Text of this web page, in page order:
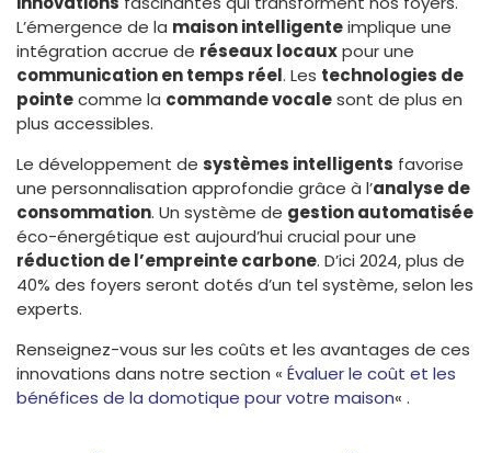
L’émergence de la maison intelligenteimplique une
intégration accrue de réseaux locauxpour une
communication en temps réel. Les technologies de
pointecomme la commande vocalesont de plus en
plus accessibles.
Le développement de systèmes intelligents favorise
une personnalisation approfondie grâce à l’analyse de
consommation. Un système de gestion automatisée
éco-énergétique est aujourd’hui crucial pour une
réduction de l’empreinte carbone. D’ici 2024, plus de
40% des foyers seront dotés d’un tel système, selon les
experts.
Renseignez-vous sur les coûts et les avantages de ces
innovations dans notre section « Évaluer le coût et les
bénéfices de la domotique pour votre maison« .